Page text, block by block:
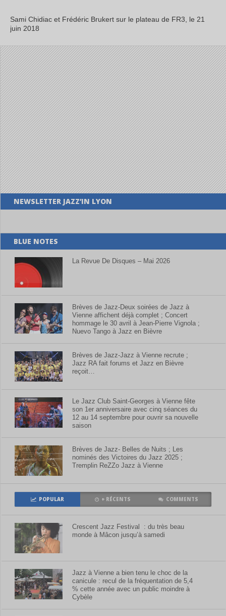
Sami Chidiac et Frédéric Brukert sur le plateau de FR3, le 21
juin 2018
NEWSLETTER JAZZ’IN LYON
BLUE NOTES
La Revue De Disques – Mai 2026
Brèves de Jazz-Deux soirées de Jazz à
Vienne affichent déjà complet ; Concert
hommage le 30 avril à Jean-Pierre Vignola ;
Nuevo Tango à Jazz en Bièvre
Brèves de Jazz-Jazz à Vienne recrute ;
Jazz RA fait forums et Jazz en Bièvre
reçoit…
Le Jazz Club Saint-Georges à Vienne fête
son 1er anniversaire avec cinq séances du
12 au 14 septembre pour ouvrir sa nouvelle
saison
Brèves de Jazz- Belles de Nuits ; Les
nominés des Victoires du Jazz 2025 ;
Tremplin ReZZo Jazz à Vienne
POPULAR + RÉCENTS COMMENTS
Crescent Jazz Festival : du très beau
monde à Mâcon jusqu’à samedi
Jazz à Vienne a bien tenu le choc de la
canicule : recul de la fréquentation de 5,4
% cette année avec un public moindre à
Cybèle